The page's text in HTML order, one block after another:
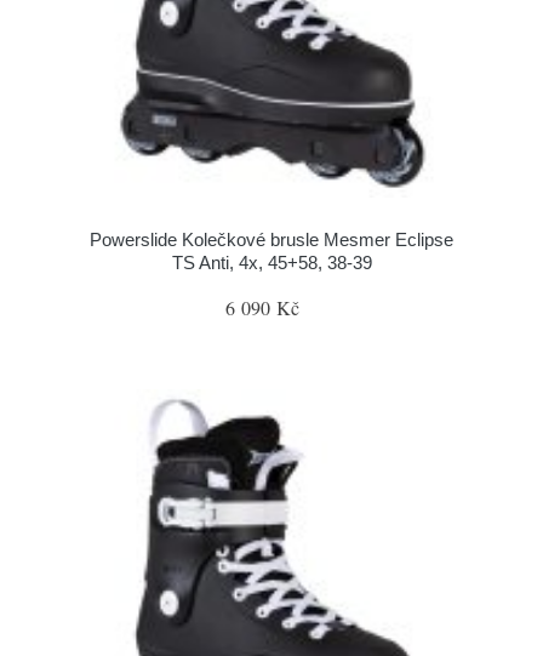
Powerslide Kolečkové brusle Mesmer Eclipse
TS Anti, 4x, 45+58, 38-39
6 090 Kč